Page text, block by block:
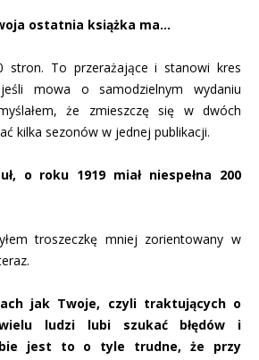
ostatnia książka ma…
stron. To przerażające i stanowi kres
mowa o samodzielnym wydaniu
że zmieszczę się w dwóch
kilka sezonów w jednej publikacji.
o roku 1919 miał niespełna 200
troszeczkę mniej zorientowany w
jak Twoje, czyli traktujących o
ludzi lubi szukać błędów i
jest to o tyle trudne, że przy